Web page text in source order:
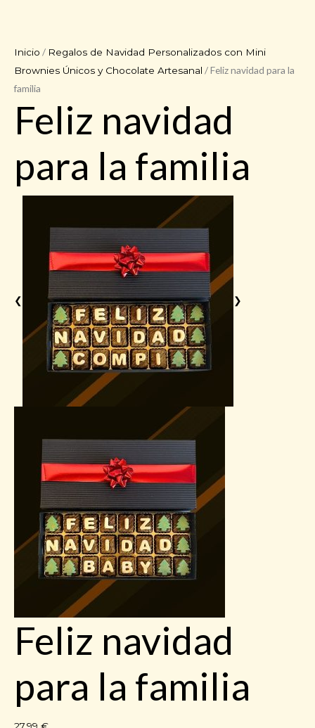
Inicio / Regalos de Navidad Personalizados con Mini
Brownies Únicos y Chocolate Artesanal / Feliz navidad para la
familia
Feliz navidad
para la familia
❮ ❯
Feliz navidad
para la familia